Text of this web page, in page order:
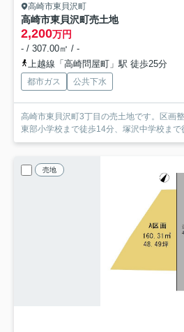
高崎市東貝沢町
高崎市東貝沢町売土地
2,200万円
- / 307.00㎡ / -
上越線「高崎問屋町」駅 徒歩25分
都市ガス 公共下水
高崎市東貝沢町3丁目の売土地です。区画
東部小学校まで徒歩14分、塚沢中学校まで
売地